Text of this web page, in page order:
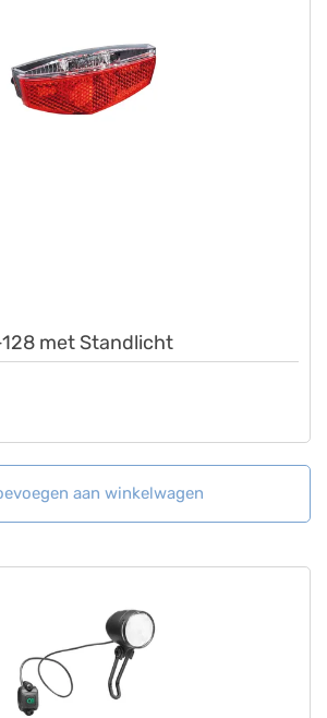
met Standlicht
aan winkelwagen